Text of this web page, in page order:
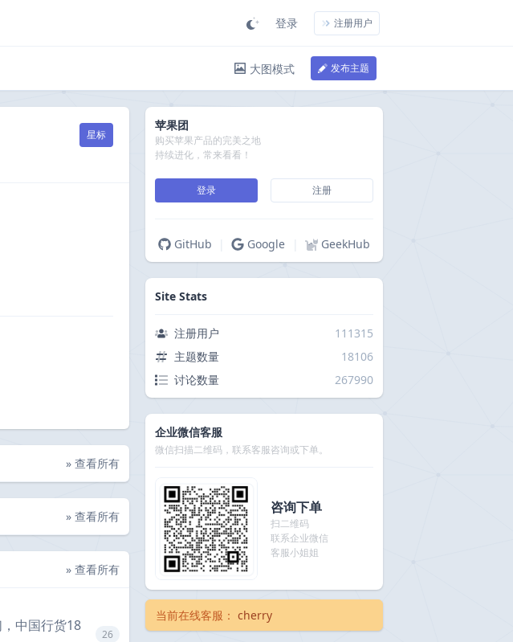
登录 注册用户
大图模式 发布主题
星标
» 查看所有
» 查看所有
» 查看所有
中国行货18
26
苹果团
购买苹果产品的完美之地
持续进化，常来看看！
登录 注册
GitHub Google GeekHub
Site Stats
注册用户
111315
主题数量
18106
讨论数量
267990
企业微信客服
微信扫描二维码，联系客服咨询或下单。
咨询下单
扫二维码
联系企业微信
客服小姐姐
当前在线客服： cherry